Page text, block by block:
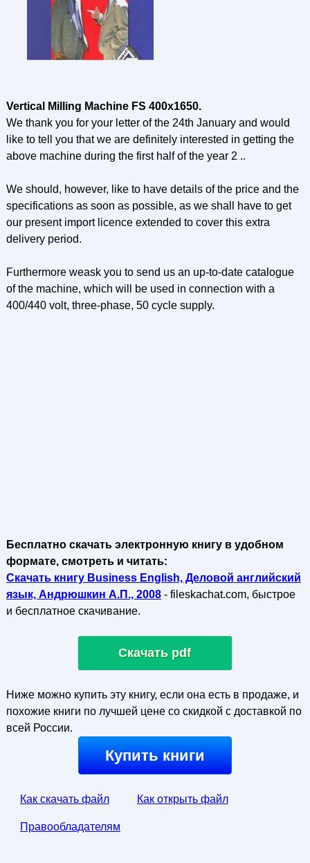
Vertical Milling Machine FS 400x1650.
We thank you for your letter of the 24th January and would
like to tell you that we are definitely interested in getting the
above machine during the first half of the year 2 ..
We should, however, like to have details of the price and the
specifications as soon as possible, as we shall have to get
our present import licence extended to cover this extra
delivery period.
Furthermore weask you to send us an up-to-date catalogue
of the machine, which will be used in connection with a
400/440 volt, three-phase, 50 cycle supply.
Бесплатно скачать электронную книгу в удобном
формате, смотреть и читать:
Скачать книгу Business English, Деловой английский
язык, Андрюшкин А.П., 2008- fileskachat.com, быстрое
и бесплатное скачивание.
Скачать pdf
Ниже можно купить эту книгу, если она есть в продаже, и
похожие книги по лучшей цене со скидкой с доставкой по
всей России.
Купить книги
Как скачать файл Как открыть файл
Правообладателям